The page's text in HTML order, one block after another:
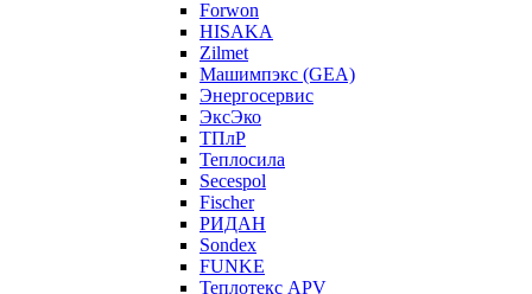
Forwon
HISAKA
Zilmet
Машимпэкс (GEA)
Энергосервис
ЭксЭко
ТПлР
Теплосила
Secespol
Fischer
РИДАН
Sondex
FUNKE
Теплотекс APV